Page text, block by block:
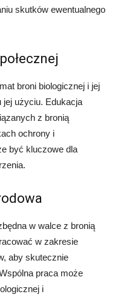
skutków ewentualnego
broni biologicznej i jej
jej użyciu. Edukacja
z bronią
ochrony i
być kluczowe dla
w walce z bronią
w zakresie
aby skutecznie
praca może
i